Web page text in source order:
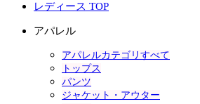
レディース TOP
アパレル
アパレルカテゴリすべて
トップス
パンツ
ジャケット・アウター